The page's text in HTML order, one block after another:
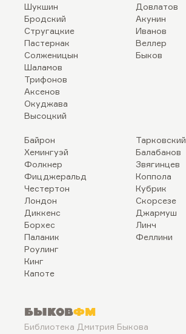
Шукшин
Бродский
Стругацкие
Пастернак
Солженицын
Шаламов
Трифонов
Аксенов
Окуджава
Высоцкий
Довлатов
Акунин
Иванов
Веллер
Быков
Байрон
Хемингуэй
Фолкнер
Фицджеральд
Честертон
Лондон
Диккенс
Борхес
Паланик
Роулинг
Кинг
Капоте
Тарковский
Балабанов
Звягинцев
Коппола
Кубрик
Скорсезе
Джармуш
Линч
Феллини
БыковФМ
Библиотека Дмитрия Быкова